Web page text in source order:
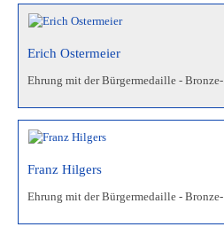
Erich Ostermeier
Ehrung mit der Bürgermedaille - Bronze-
Franz Hilgers
Ehrung mit der Bürgermedaille - Bronze-